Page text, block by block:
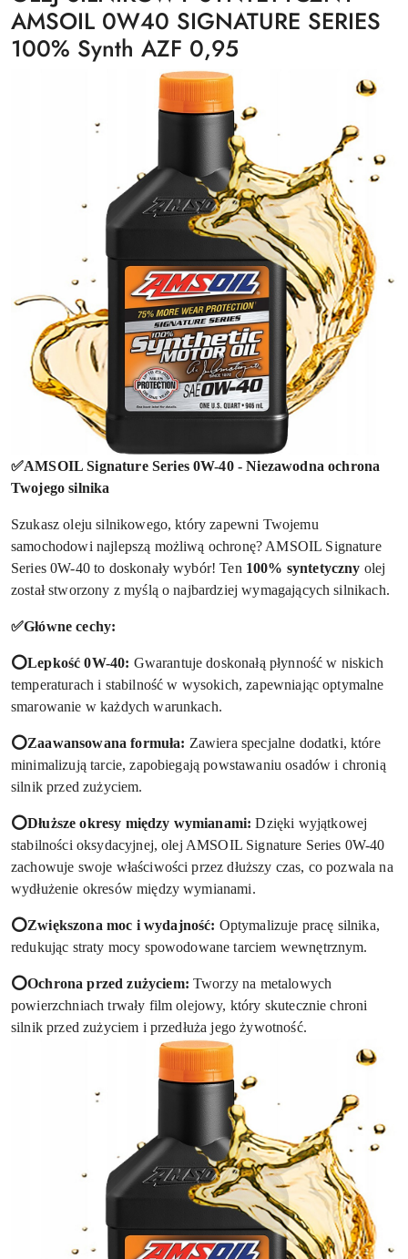
AMSOIL 0W40 SIGNATURE SERIES
100% Synth AZF 0,95
✅AMSOIL Signature Series 0W-40 - Niezawodna ochrona
Twojego silnika
Szukasz oleju silnikowego, który zapewni Twojemu
samochodowi najlepszą możliwą ochronę? AMSOIL Signature
Series 0W-40 to doskonały wybór! Ten 100% syntetyczny olej
został stworzony z myślą o najbardziej wymagających silnikach.
✅Główne cechy:
⭕Lepkość 0W-40: Gwarantuje doskonałą płynność w niskich
temperaturach i stabilność w wysokich, zapewniając optymalne
smarowanie w każdych warunkach.
⭕Zaawansowana formuła: Zawiera specjalne dodatki, które
minimalizują tarcie, zapobiegają powstawaniu osadów i chronią
silnik przed zużyciem.
⭕Dłuższe okresy między wymianami: Dzięki wyjątkowej
stabilności oksydacyjnej, olej AMSOIL Signature Series 0W-40
zachowuje swoje właściwości przez dłuższy czas, co pozwala na
wydłużenie okresów między wymianami.
⭕Zwiększona moc i wydajność: Optymalizuje pracę silnika,
redukując straty mocy spowodowane tarciem wewnętrznym.
⭕Ochrona przed zużyciem: Tworzy na metalowych
powierzchniach trwały film olejowy, który skutecznie chroni
silnik przed zużyciem i przedłuża jego żywotność.